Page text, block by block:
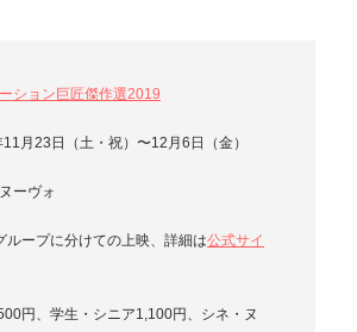
ション巨匠傑作選2019
月23日（土・祝）〜12月6日（金）
ーヴォ
ループに分けての上映、詳細は公式サイ
円、学生・シニア1,100円、シネ・ヌ